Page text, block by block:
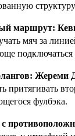
маршрут:
мяч за
Жереми
притягивать
фулбэка.